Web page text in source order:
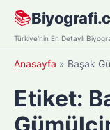
Skip
content
📚
Türkiye'nin En Detaylı
Anasayfa » Başak
Etiket: